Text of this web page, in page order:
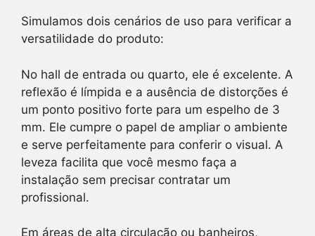
Simulamos dois cenários de uso para verificar a
versatilidade do produto:
No hall de entrada ou quarto, ele é excelente. A
reflexão é límpida e a ausência de distorções é
um ponto positivo forte para um espelho de 3
mm. Ele cumpre o papel de ampliar o ambiente
e serve perfeitamente para conferir o visual. A
leveza facilita que você mesmo faça a
instalação sem precisar contratar um
profissional.
Em áreas de alta circulação ou banheiros,